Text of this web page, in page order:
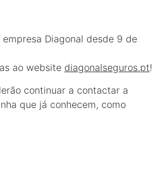
Diagonal desde 9 de
ao website diagonalseguros.pt!
continuar a contactar a
que já conhecem, como